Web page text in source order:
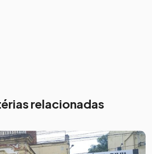
relacionadas